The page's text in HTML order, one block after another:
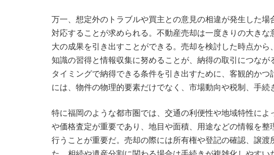
万一、想定外のトラブルや買主との意見の相違が発生した
対応することが求められる。不動産売却は一度きりの大き
大の成果を引き出すことができる。売却を検討した時点か
知識の習得と情報収集に努めることが、納得の取引につな
タイミングで納得できる条件を引き出すために、客観的か
には、物件の物理的要素だけでなく、市場動向や税制、手続
特に福岡のような都市圏では、交通の利便性や地域特性に
や価格査定が重要であり、地目や面積、用途などの情報を
行うことが重要だ。売却の際には所有権や登記の確認、譲